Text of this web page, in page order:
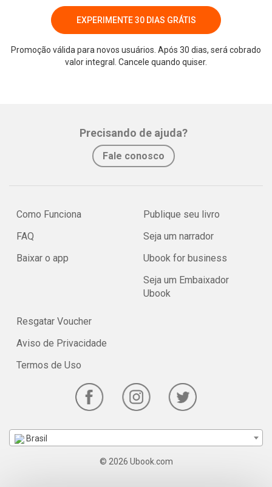
EXPERIMENTE 30 DIAS GRÁTIS
Promoção válida para novos usuários. Após 30 dias, será cobrado
valor integral. Cancele quando quiser.
Precisando de ajuda?
Fale conosco
Como Funciona
FAQ
Baixar o app
Publique seu livro
Seja um narrador
Ubook for business
Seja um Embaixador
Ubook
Resgatar Voucher
Aviso de Privacidade
Termos de Uso
Brasil
© 2026 Ubook.com